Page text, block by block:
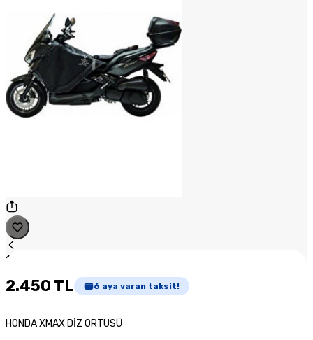
1
2.450 TL 6 aya varan taksit!
HONDA XMAX DİZ ÖRTÜSÜ